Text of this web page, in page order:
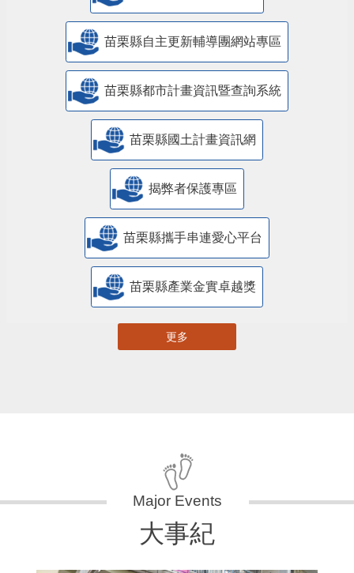
苗栗縣自主更新輔導團網站專區
苗栗縣都市計畫資訊暨查詢系統
苗栗縣國土計畫資訊網
揭弊者保護專區
苗栗縣攜手串連愛心平台
苗栗縣產業金實卓越獎
更多
大事紀